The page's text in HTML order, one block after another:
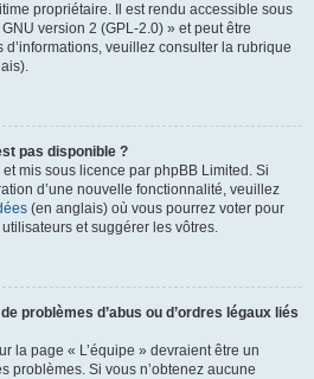
propriétaire. Il est rendu accessible sous
version 2 (GPL-2.0) » et peut être
veuillez consulter la rubrique
pas disponible ?
mis sous licence par phpBB Limited. Si
d’une nouvelle fonctionnalité, veuillez
(en anglais) où vous pourrez voter pour
et suggérer les vôtres.
problèmes d’abus ou d’ordres légaux liés
la page « L’équipe » devraient être un
problèmes. Si vous n’obtenez aucune